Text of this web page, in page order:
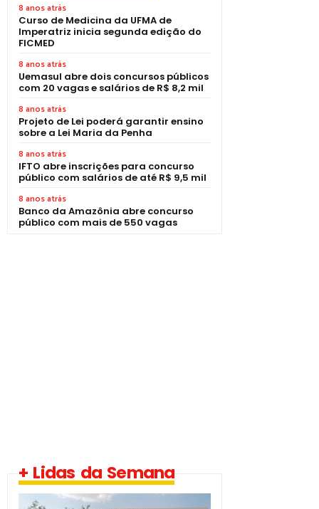
8 anos atrás
Curso de Medicina da UFMA de
Imperatriz inicia segunda edição do
FICMED
8 anos atrás
Uemasul abre dois concursos públicos
com 20 vagas e salários de R$ 8,2 mil
8 anos atrás
Projeto de Lei poderá garantir ensino
sobre a Lei Maria da Penha
8 anos atrás
IFTO abre inscrições para concurso
público com salários de até R$ 9,5 mil
8 anos atrás
Banco da Amazônia abre concurso
público com mais de 550 vagas
+ Lidas da Semana